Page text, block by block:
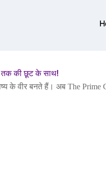
तक की छूट के साथ!
के वीर बनते हैं। अब The